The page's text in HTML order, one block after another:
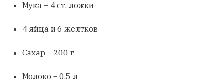
Мука – 4 ст. ложки
4 яйца и 6 желтков
Сахар – 200 г
Молоко – 0,5 л